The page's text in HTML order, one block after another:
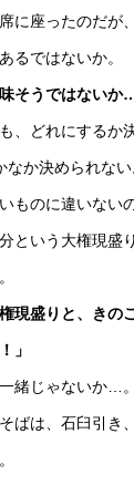
に座ったのだが
るではないか。
そうではないか…
、どれにするか
か決められない
ものに違いない
という大権現盛
現盛りと、きの
」
緒じゃないか…
ばは、石臼引き